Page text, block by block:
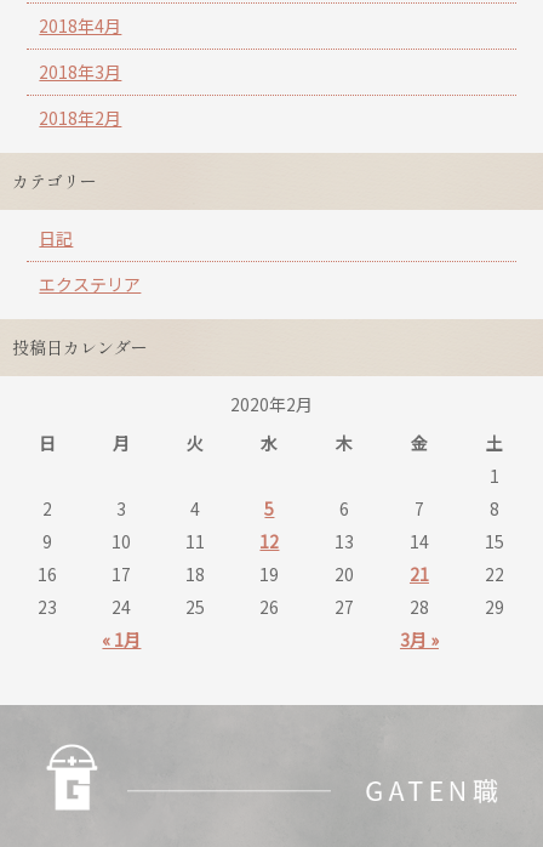
2018年4月
2018年3月
2018年2月
カテゴリー
日記
エクステリア
投稿日カレンダー
2020年2月
日
月 火 水 木 金 土
« 1月 3月 »
1
2
3 4 5 6 7
8
9
10 11 12 13 14
15
16
17 18 19 20 21
22
23
24 25 26 27 28 29